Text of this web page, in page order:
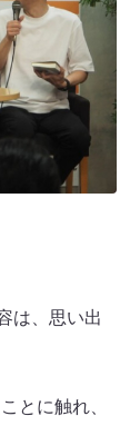
は、思い出
とに触れ、